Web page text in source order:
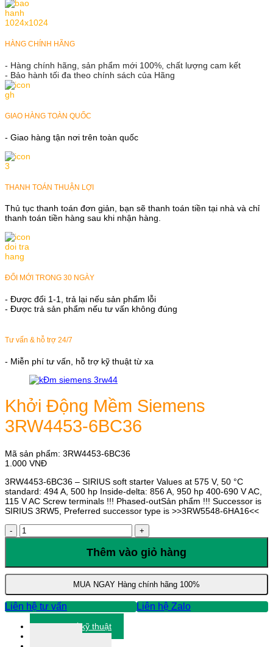
HÀNG CHÍNH HÃNG
- Hàng chính hãng, sản phẩm mới 100%, chất lượng cam kết
- Bảo hành tối đa theo chính sách của Hãng
GIAO HÀNG TOÀN QUỐC
- Giao hàng tận nơi trên toàn quốc
THANH TOÁN THUẬN LỢI
Thủ tục thanh toán đơn giản, bạn sẽ thanh toán tiền tại nhà và chỉ
thanh toán tiền hàng sau khi nhận hàng.
ĐỔI MỚI TRONG 30 NGÀY
- Được đổi 1-1, trả lại nếu sản phẩm lỗi
- Được trả sản phẩm nếu tư vấn không đúng
Tư vấn & hỗ trợ 24/7
- Miễn phí tư vấn, hỗ trợ kỹ thuật từ xa
Khởi Động Mềm Siemens
3RW4453-6BC36
Mã sản phẩm: 3RW4453-6BC36
1.000 VNĐ
3RW4453-6BC36 – SIRIUS soft starter Values at 575 V, 50 °C
standard: 494 A, 500 hp Inside-delta: 856 A, 950 hp 400-690 V AC,
115 V AC Screw terminals !!! Phased-outSản phẩm !!! Successor is
SIRIUS 3RW5, Preferred successor type is >>3RW5548-6HA16<<
Khởi
Động
3RW4453-
6BC36
lượng
Thêm vào giỏ hàng
MUA NGAY Hàng chính hãng 100%
Liên hệ tư vấn Liên hệ Zalo
Thông số kỹ thuật